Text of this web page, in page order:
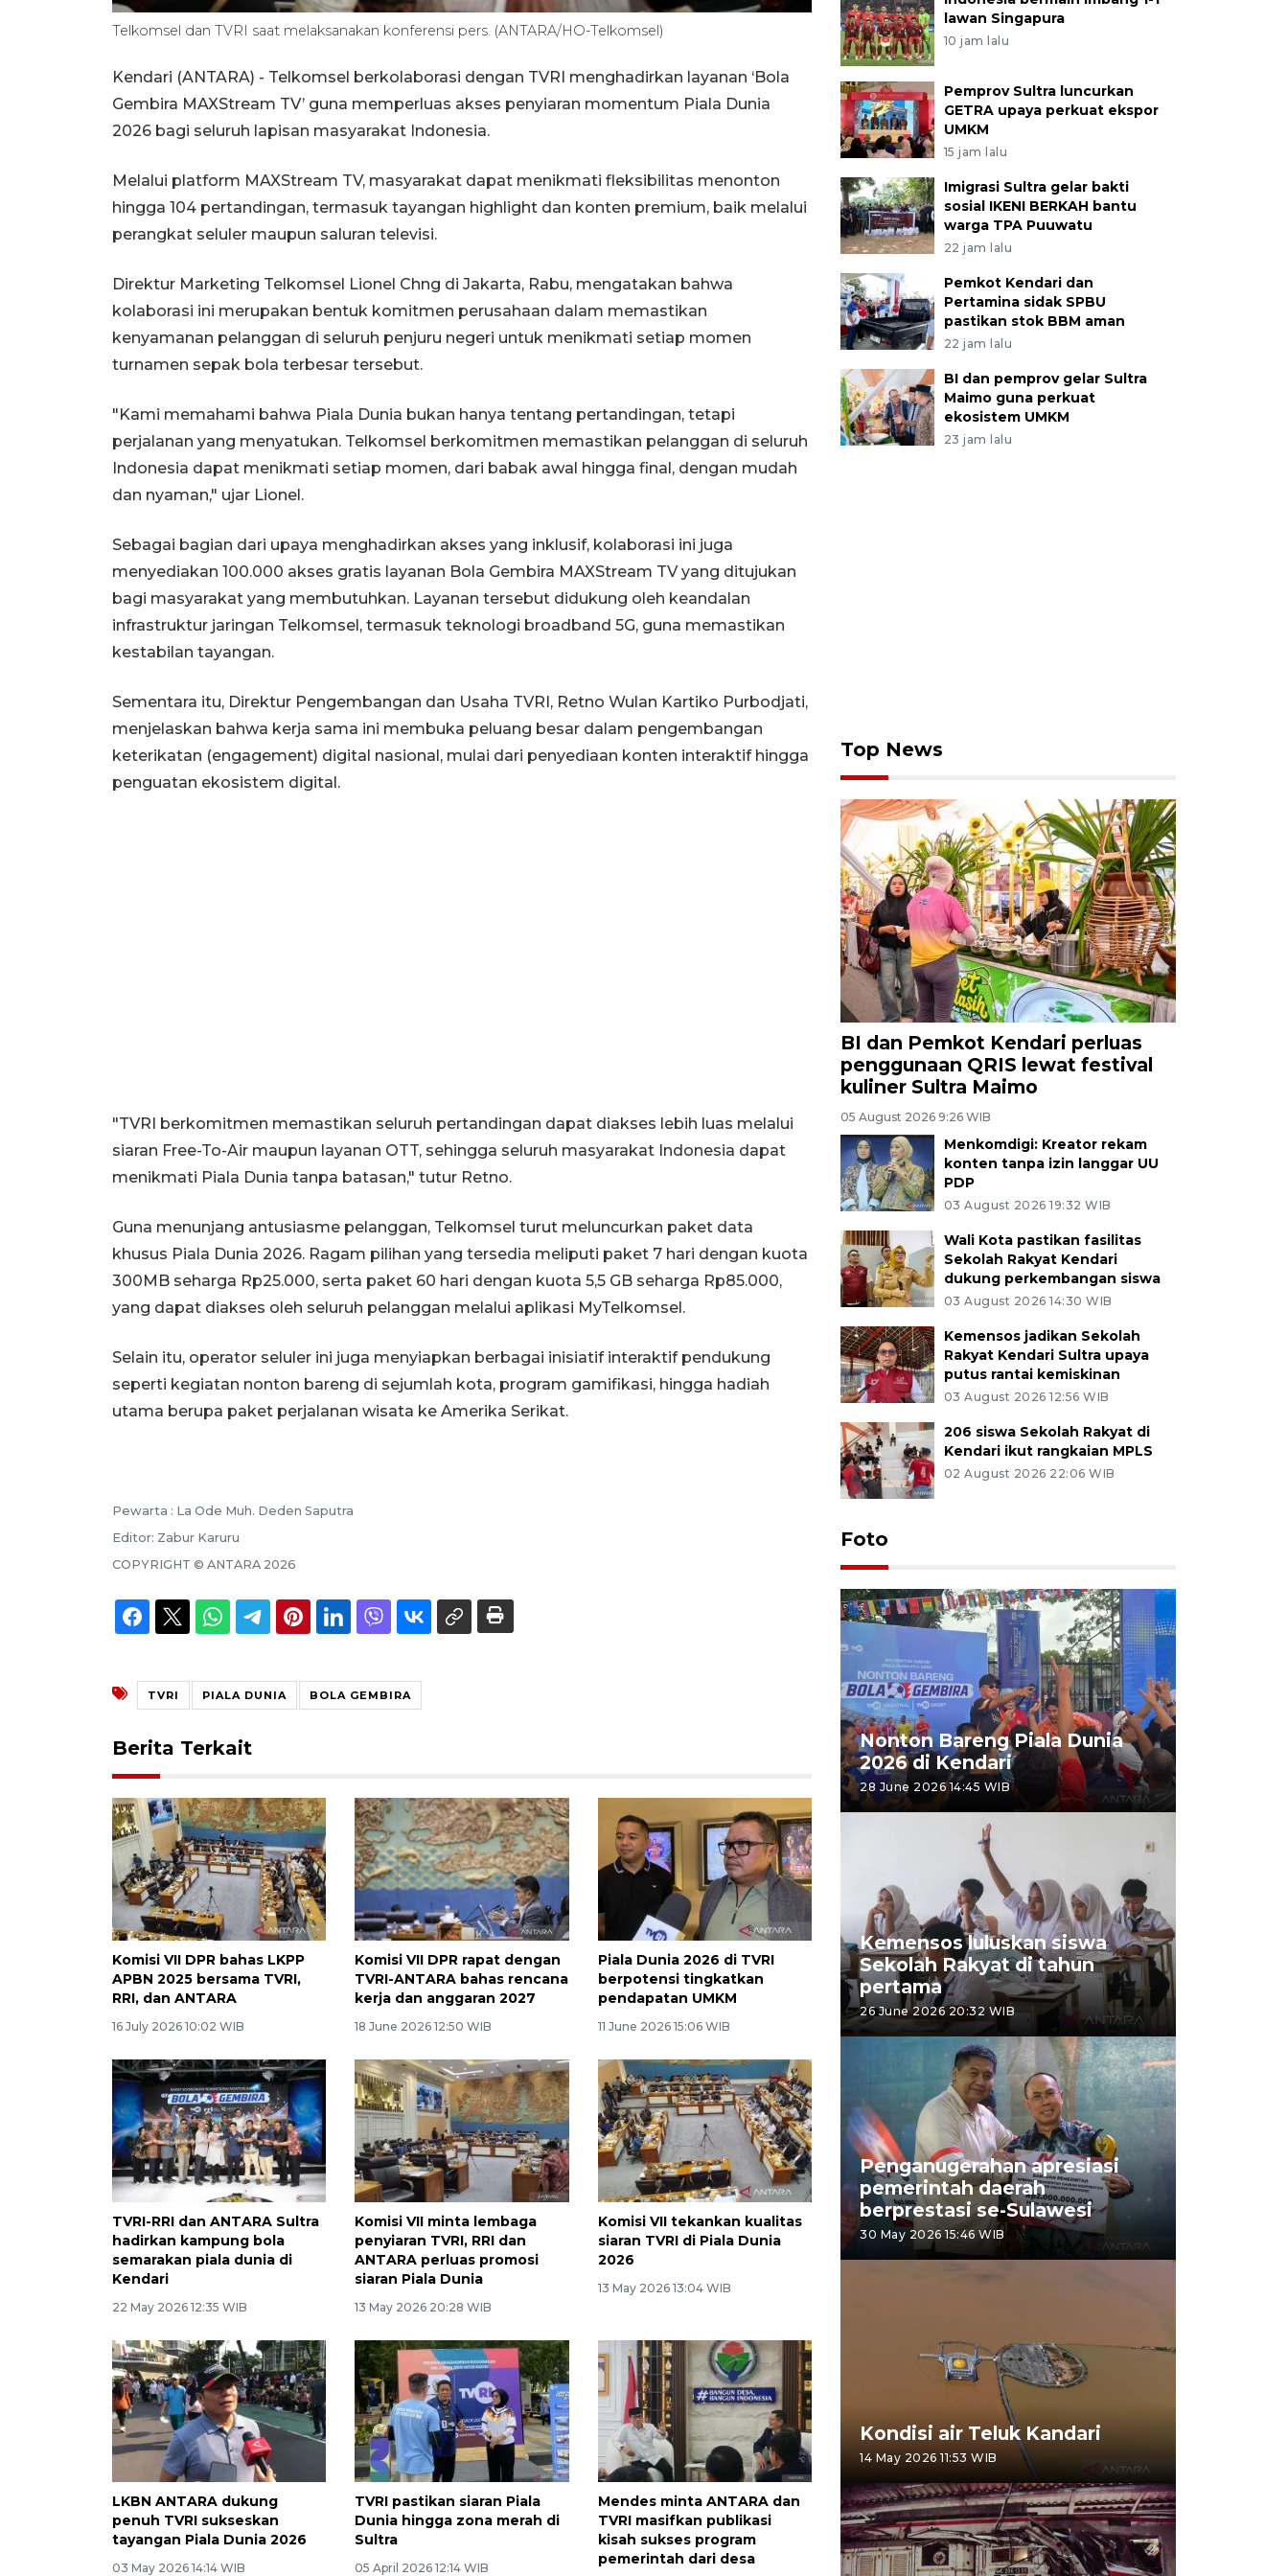
Telkomsel dan TVRI saat melaksanakan konferensi pers. (ANTARA/HO-Telkomsel)
Kendari (ANTARA) - Telkomsel berkolaborasi dengan TVRI menghadirkan layanan ‘Bola
Gembira MAXStream TV’ guna memperluas akses penyiaran momentum Piala Dunia
2026 bagi seluruh lapisan masyarakat Indonesia.
Melalui platform MAXStream TV, masyarakat dapat menikmati fleksibilitas menonton
hingga 104 pertandingan, termasuk tayangan highlight dan konten premium, baik melalui
perangkat seluler maupun saluran televisi.
Direktur Marketing Telkomsel Lionel Chng di Jakarta, Rabu, mengatakan bahwa
kolaborasi ini merupakan bentuk komitmen perusahaan dalam memastikan
kenyamanan pelanggan di seluruh penjuru negeri untuk menikmati setiap momen
turnamen sepak bola terbesar tersebut.
"Kami memahami bahwa Piala Dunia bukan hanya tentang pertandingan, tetapi
perjalanan yang menyatukan. Telkomsel berkomitmen memastikan pelanggan di seluruh
Indonesia dapat menikmati setiap momen, dari babak awal hingga final, dengan mudah
dan nyaman," ujar Lionel.
Sebagai bagian dari upaya menghadirkan akses yang inklusif, kolaborasi ini juga
menyediakan 100.000 akses gratis layanan Bola Gembira MAXStream TV yang ditujukan
bagi masyarakat yang membutuhkan. Layanan tersebut didukung oleh keandalan
infrastruktur jaringan Telkomsel, termasuk teknologi broadband 5G, guna memastikan
kestabilan tayangan.
Sementara itu, Direktur Pengembangan dan Usaha TVRI, Retno Wulan Kartiko Purbodjati,
menjelaskan bahwa kerja sama ini membuka peluang besar dalam pengembangan
keterikatan (engagement) digital nasional, mulai dari penyediaan konten interaktif hingga
penguatan ekosistem digital.
"TVRI berkomitmen memastikan seluruh pertandingan dapat diakses lebih luas melalui
siaran Free-To-Air maupun layanan OTT, sehingga seluruh masyarakat Indonesia dapat
menikmati Piala Dunia tanpa batasan," tutur Retno.
Guna menunjang antusiasme pelanggan, Telkomsel turut meluncurkan paket data
khusus Piala Dunia 2026. Ragam pilihan yang tersedia meliputi paket 7 hari dengan kuota
300MB seharga Rp25.000, serta paket 60 hari dengan kuota 5,5 GB seharga Rp85.000,
yang dapat diakses oleh seluruh pelanggan melalui aplikasi MyTelkomsel.
Selain itu, operator seluler ini juga menyiapkan berbagai inisiatif interaktif pendukung
seperti kegiatan nonton bareng di sejumlah kota, program gamifikasi, hingga hadiah
utama berupa paket perjalanan wisata ke Amerika Serikat.
Pewarta : La Ode Muh. Deden Saputra
Editor: Zabur Karuru
COPYRIGHT © ANTARA 2026
TVRI PIALA DUNIA BOLA GEMBIRA
Berita Terkait
Komisi VII DPR bahas LKPP
APBN 2025 bersama TVRI,
RRI, dan ANTARA
16 July 2026 10:02 WIB
Komisi VII DPR rapat dengan
TVRI-ANTARA bahas rencana
kerja dan anggaran 2027
18 June 2026 12:50 WIB
Piala Dunia 2026 di TVRI
berpotensi tingkatkan
pendapatan UMKM
11 June 2026 15:06 WIB
TVRI-RRI dan ANTARA Sultra
hadirkan kampung bola
semarakan piala dunia di
Kendari
22 May 2026 12:35 WIB
Komisi VII minta lembaga
penyiaran TVRI, RRI dan
ANTARA perluas promosi
siaran Piala Dunia
13 May 2026 20:28 WIB
Komisi VII tekankan kualitas
siaran TVRI di Piala Dunia
2026
13 May 2026 13:04 WIB
LKBN ANTARA dukung
penuh TVRI sukseskan
tayangan Piala Dunia 2026
03 May 2026 14:14 WIB
TVRI pastikan siaran Piala
Dunia hingga zona merah di
Sultra
05 April 2026 12:14 WIB
Mendes minta ANTARA dan
TVRI masifkan publikasi
kisah sukses program
pemerintah dari desa
lawan Singapura
10 jam lalu
Pemprov Sultra luncurkan
GETRA upaya perkuat ekspor
UMKM
15 jam lalu
Imigrasi Sultra gelar bakti
sosial IKENI BERKAH bantu
warga TPA Puuwatu
22 jam lalu
Pemkot Kendari dan
Pertamina sidak SPBU
pastikan stok BBM aman
22 jam lalu
BI dan pemprov gelar Sultra
Maimo guna perkuat
ekosistem UMKM
23 jam lalu
Top News
BI dan Pemkot Kendari perluas
penggunaan QRIS lewat festival
kuliner Sultra Maimo
05 August 2026 9:26 WIB
Menkomdigi: Kreator rekam
konten tanpa izin langgar UU
PDP
03 August 2026 19:32 WIB
Wali Kota pastikan fasilitas
Sekolah Rakyat Kendari
dukung perkembangan siswa
03 August 2026 14:30 WIB
Kemensos jadikan Sekolah
Rakyat Kendari Sultra upaya
putus rantai kemiskinan
03 August 2026 12:56 WIB
206 siswa Sekolah Rakyat di
Kendari ikut rangkaian MPLS
02 August 2026 22:06 WIB
Foto
Nonton Bareng Piala Dunia
2026 di Kendari
28 June 2026 14:45 WIB
Kemensos luluskan siswa
Sekolah Rakyat di tahun
pertama
26 June 2026 20:32 WIB
Penganugerahan apresiasi
pemerintah daerah
berprestasi se-Sulawesi
30 May 2026 15:46 WIB
Kondisi air Teluk Kandari
14 May 2026 11:53 WIB